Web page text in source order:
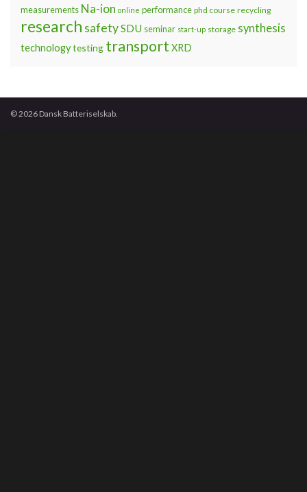
measurements Na-ion online performance phd course recycling
research safetySDU seminar start-up storage synthesis
technologytesting transport XRD
© 2026 Dansk Batteriselskab.